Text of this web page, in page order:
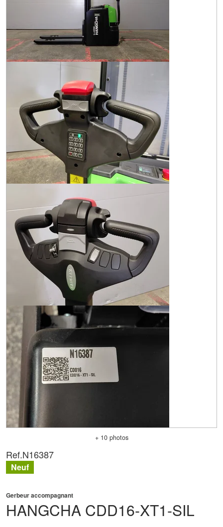
+ 10 photos
HANGCHA CDD16-XT1-SIL
Gerbeur accompagnant
Ref.N16387
Neuf